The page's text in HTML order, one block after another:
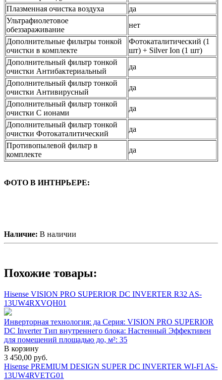
Плазменная очистка воздуха
да
Ультрафиолетовое
обеззараживание
нет
Дополнительные фильтры тонкой
очистки в комплекте
Фотокаталитический (1
шт) + Silver Ion (1 шт)
Дополнительный фильтр тонкой
очистки Антибактериальный
да
Дополнительный фильтр тонкой
очистки Антивирусный
да
Дополнительный фильтр тонкой
очистки С ионами
да
Дополнительный фильтр тонкой
очистки Фотокаталитический
да
Противопылевой фильтр в
комплекте
да
ФОТО В ИНТНРЬЕРЕ:
Наличие: В наличии
Похожие товары:
Hisense VISION PRO SUPERIOR DC INVERTER R32 AS-
13UW4RXVQH01
Инверторная технология: да Серия: VISION PRO SUPERIOR
DC Inverter Тип внутреннего блока: Настенный Эффективен
для помещений площадью до, м²: 35
В корзину
3 450,00 руб.
Hisense PREMIUM DESIGN SUPER DC INVERTER WI-FI AS-
13UW4RVETG01